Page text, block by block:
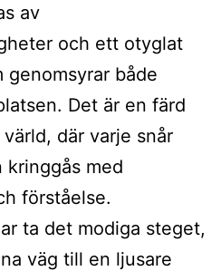
av
och ett otyglat
genomsyrar både
Det är en färd
där varje snår
kringgås med
förståelse.
ta det modiga steget,
väg till en ljusare